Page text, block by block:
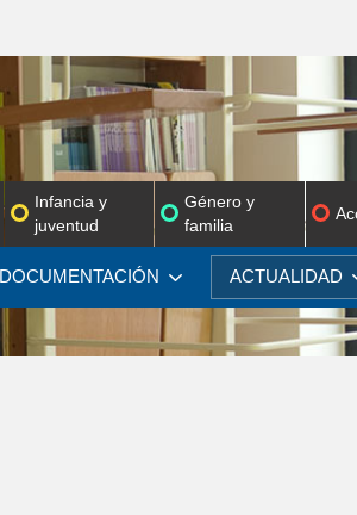
DOCUMENTACIÓN ACTUALIDAD
Infancia y
juventud
Género y
familia